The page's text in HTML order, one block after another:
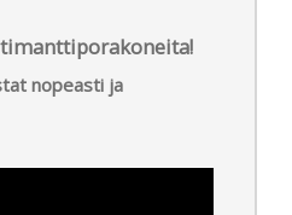
nopeasti ja